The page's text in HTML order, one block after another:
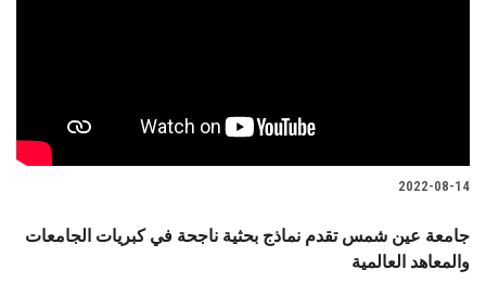
2022-08-14
جامعة عين شمس تقدم نماذج بحثية ناجحة في كبريات الجامعات
والمعاهد العالمية